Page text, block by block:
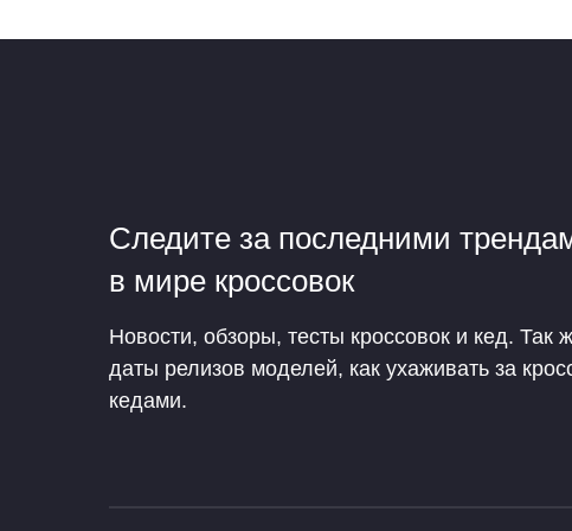
Следите за последними
в мире кроссовок
Новости, обзоры, тесты кроссовок и кед. Так
даты релизов моделей, как ухаживать за
кедами.